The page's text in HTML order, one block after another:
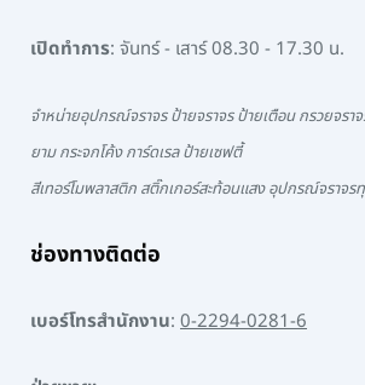
เปิดทำการ: จันทร์ - เสาร์ 08.30 - 17.30 น.
จำหน่ายอุปกรณ์จราจร ป้ายจราจร ป้ายเตือน กรวยจรา
ยาม กระจกโค้ง การ์ดเรล ป้ายเซฟตี้
สีเทอร์โมพลาสติก สติ๊กเกอร์สะท้อนแสง อุปกรณ์จราจร
ช่องทางติดต่อ
เบอร์โทรสำนักงาน: 0-2294-0281-6